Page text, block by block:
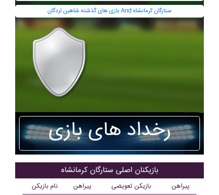
بازی های گذشته شاهين لردگان And ستارگان کرمانشاه
رخداد های بازی
بازیکنان اصلی ستارگان کرمانشاه
نام بازیکن پیراهن بازیکن تعویضی پیراهن